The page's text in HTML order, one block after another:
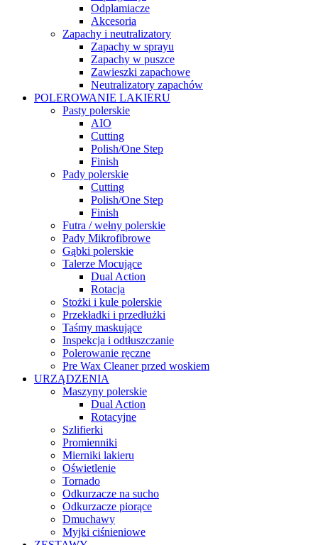
Odplamiacze
Akcesoria
Zapachy i neutralizatory
Zapachy w sprayu
Zapachy w puszce
Zawieszki zapachowe
Neutralizatory zapachów
POLEROWANIE LAKIERU
Pasty polerskie
AIO
Cutting
Polish/One Step
Finish
Pady polerskie
Cutting
Polish/One Step
Finish
Futra / wełny polerskie
Pady Mikrofibrowe
Gąbki polerskie
Talerze Mocujące
Dual Action
Rotacja
Stożki i kule polerskie
Przekładki i przedłużki
Taśmy maskujące
Inspekcja i odtłuszczanie
Polerowanie ręczne
Pre Wax Cleaner przed woskiem
URZĄDZENIA
Maszyny polerskie
Dual Action
Rotacyjne
Szlifierki
Promienniki
Mierniki lakieru
Oświetlenie
Tornado
Odkurzacze na sucho
Odkurzacze piorące
Dmuchawy
Myjki ciśnieniowe